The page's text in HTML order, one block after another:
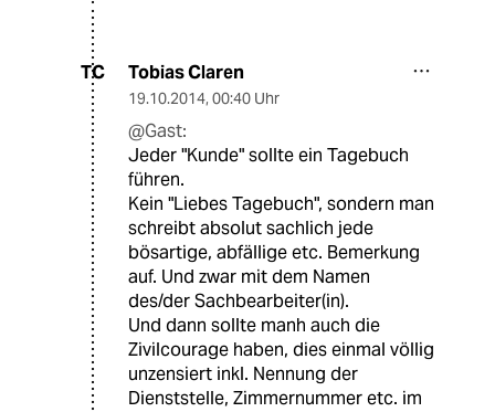
TC Tobias Claren
19.10.2014, 00:40 Uhr
@Gast:
Jeder "Kunde" sollte ein Tagebuch
führen.
Kein "Liebes Tagebuch", sondern man
schreibt absolut sachlich jede
bösartige, abfällige etc. Bemerkung
auf. Und zwar mit dem Namen
des/der Sachbearbeiter(in).
Und dann sollte manh auch die
Zivilcourage haben, dies einmal völlig
unzensiert inkl. Nennung der
Dienststelle, Zimmernummer etc. im